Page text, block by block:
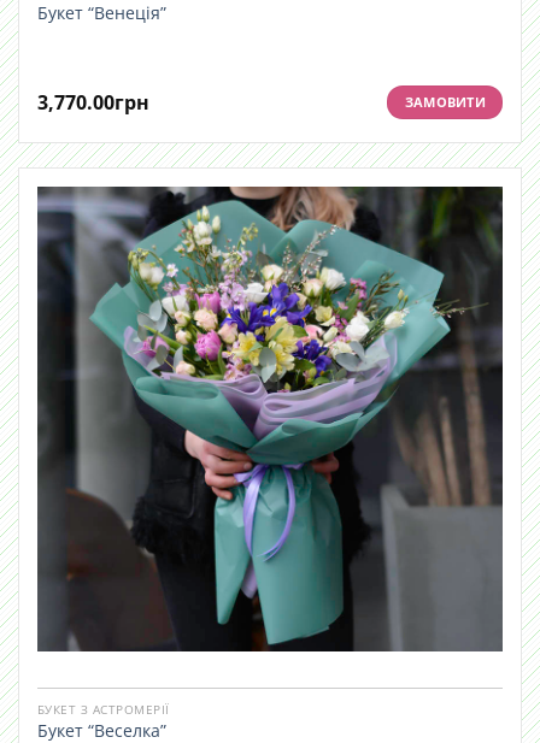
Букет “Венеція”
3,770.00грн ЗАМОВИТИ
БУКЕТ З АСТРОМЕРІЇ
Букет “Веселка”